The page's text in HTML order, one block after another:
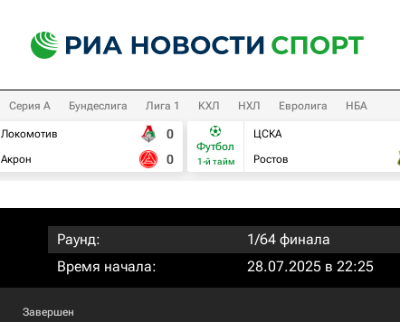
Серия А Бундеслига Лига 1 КХЛ НХЛ Евролига НБА
Локомотив
Акрон
0
0
Футбол
1-й тайм
ЦСКА
Ростов
Раунд:
1/64 финала
Время начала:
28.07.2025 в 22:25
Завершен